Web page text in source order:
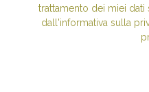
trattamento dei miei
dall'informativa sulla